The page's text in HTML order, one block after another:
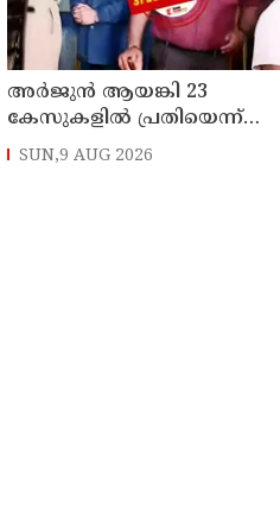
അര്‍ജുന്‍ ആയങ്കി 23
കേസുകളില്‍ പ്രതിയെന്ന്
പൊലിസ് : കാപ്പ ചുമത്തി
ജയിലില്‍ അടക്കാന്‍ നീക്കം
SUN,9 AUG 2026